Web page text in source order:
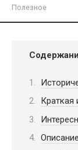
Полезное
Краткая